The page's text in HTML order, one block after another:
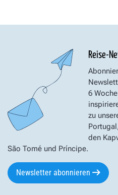
Reise-
6
zu
den
São Tomé und Príncipe.
Newsletter abonnieren